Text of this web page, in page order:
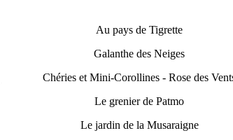
Au pays de Tigrette
Galanthe des Neiges
Chéries et Mini-Corollines - Rose des
Le grenier de Patmo
Le jardin de la Musaraigne